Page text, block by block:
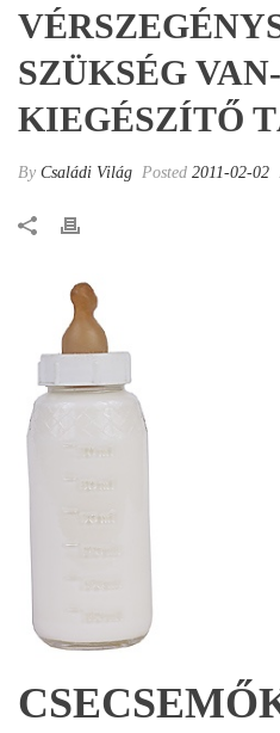
SZÜKSÉG
KIEGÉSZÍTŐ
By Családi Világ Posted 2011-02-02